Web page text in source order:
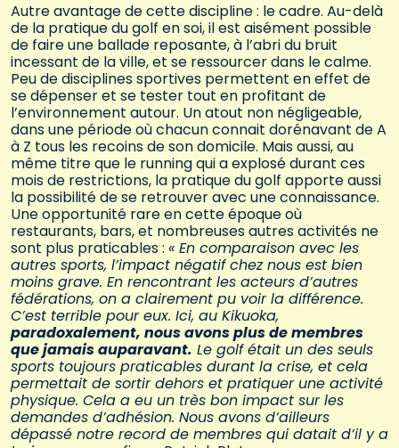
Autre avantage de cette discipline : le cadre. Au-delà
de la pratique du golf en soi, il est aisément possible
de faire une ballade reposante, à l’abri du bruit
incessant de la ville, et se ressourcer dans le calme.
Peu de disciplines sportives permettent en effet de
se dépenser et se tester tout en profitant de
l’environnement autour. Un atout non négligeable,
dans une période où chacun connait dorénavant de A
à Z tous les recoins de son domicile. Mais aussi, au
même titre que le running qui a explosé durant ces
mois de restrictions, la pratique du golf apporte aussi
la possibilité de se retrouver avec une connaissance.
Une opportunité rare en cette époque où
restaurants, bars, et nombreuses autres activités ne
sont plus praticables : « En comparaison avec les
autres sports, l’impact négatif chez nous est bien
moins grave. En rencontrant les acteurs d’autres
fédérations, on a clairement pu voir la différence.
C’est terrible pour eux. Ici, au Kikuoka,
paradoxalement, nous avons plus de membres
que jamais auparavant. Le golf était un des seuls
sports toujours praticables durant la crise, et cela
permettait de sortir dehors et pratiquer une activité
physique. Cela a eu un très bon impact sur les
demandes d’adhésion. Nous avons d’ailleurs
dépassé notre record de membres qui datait d’il y a